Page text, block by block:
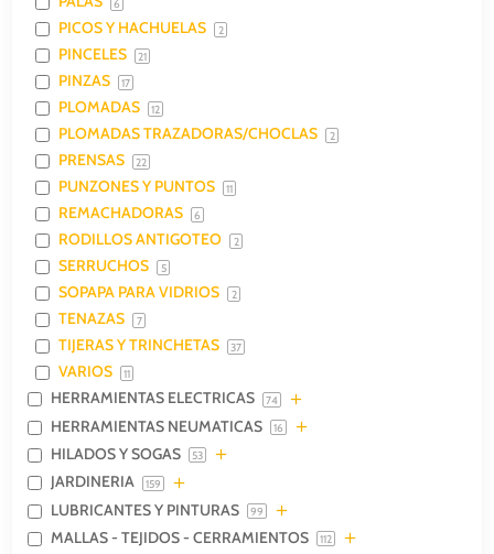
6
PICOS Y HACHUELAS 2
PINCELES 21
PINZAS 17
PLOMADAS 12
PLOMADAS TRAZADORAS/CHOCLAS 2
PRENSAS 22
PUNZONES Y PUNTOS 11
REMACHADORAS 6
RODILLOS ANTIGOTEO 2
SERRUCHOS 5
SOPAPA PARA VIDRIOS 2
TENAZAS 7
TIJERAS Y TRINCHETAS 37
VARIOS 11
HERRAMIENTAS ELECTRICAS 74
HERRAMIENTAS NEUMATICAS 16
HILADOS Y SOGAS 53
JARDINERIA 159
LUBRICANTES Y PINTURAS 99
MALLAS - TEJIDOS - CERRAMIENTOS 112